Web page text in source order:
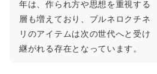
年は、作られ方や思想を重視する
層も増えており、ブルネロクチネ
リのアイテムは次の世代へと受け
継がれる存在となっています。